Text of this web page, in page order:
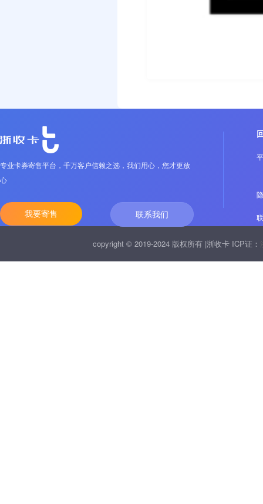
专业卡券寄售平台，千万客户信赖之选，我们用心，您才更放
心
我要寄售 联系我们
copyright © 2019-2024 版权所有 |浙收卡 ICP证：